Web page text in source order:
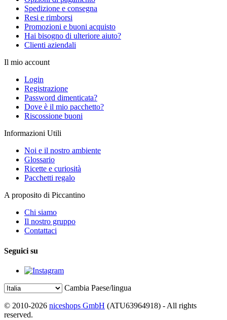
Spedizione e consegna
Resi e rimborsi
Promozioni e buoni acquisto
Hai bisogno di ulteriore aiuto?
Clienti aziendali
Il mio account
Login
Registrazione
Password dimenticata?
Dove è il mio pacchetto?
Riscossione buoni
Informazioni Utili
Noi e il nostro ambiente
Glossario
Ricette e curiosità
Pacchetti regalo
A proposito di Piccantino
Chi siamo
Il nostro gruppo
Contattaci
Seguici su
Cambia Paese/lingua
© 2010-2026 niceshops GmbH (ATU63964918) - All rights
reserved.